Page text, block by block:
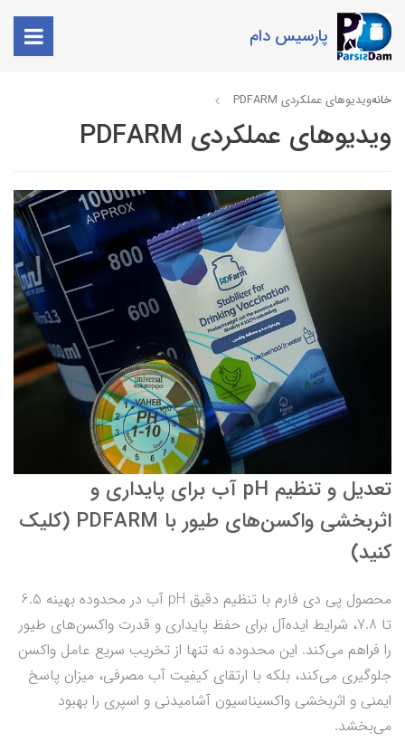
پارسیس دام
خانهویدیوهای عملکردی PDFARM
ویدیوهای عملکردی PDFARM
تعدیل و تنظیم pH آب برای پایداری و
اثربخشی واکسن‌های طیور با PDFARM (کلیک
کنید)
محصول پی دی فارم با تنظیم دقیق pH آب در محدوده بهینه 6.5
تا 7.8، شرایط ایده‌آل برای حفظ پایداری و قدرت واکسن‌های طیور
را فراهم می‌کند. این محدوده نه تنها از تخریب سریع عامل واکسن
جلوگیری می‌کند، بلکه با ارتقای کیفیت آب مصرفی، میزان پاسخ
ایمنی و اثربخشی واکسیناسیون آشامیدنی و اسپری را بهبود
می‌بخشد.